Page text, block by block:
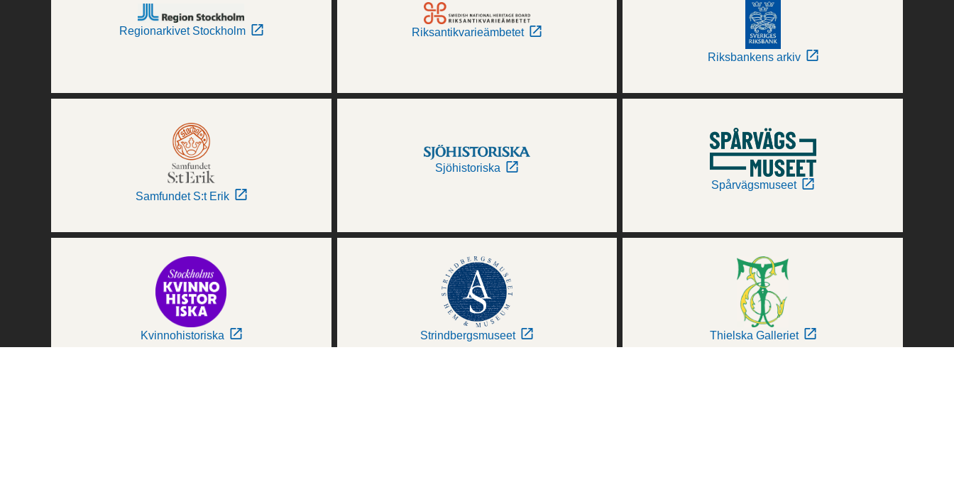
Regionarkivet Stockholm Riksantikvarieämbetet
Riksbankens arkiv
Samfundet S:t Erik
Sjöhistoriska
Spårvägsmuseet
Kvinnohistoriska Strindbergsmuseet Thielska Galleriet